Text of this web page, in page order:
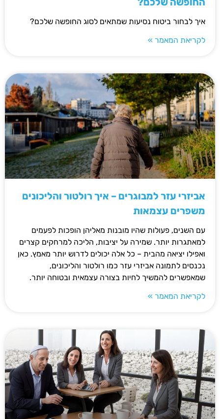
איך לבחור ביטוח נסיעות שמתאים לסוג החופשה שלכם?
לקריאת המאמר »
אביזרי עזר למבוגרים – איך רולטור והליכונים
משפרים עצמאות
עם השנים, פעולות שהיו מובנות מאליהן הופכות לפעמים
למאתגרות יותר. שמירה על יציבות, הליכה למרחקים קצרים
ואפילו יציאה מהבית – כל אלה יכולים לדרוש יותר מאמץ. כאן
נכנסים לתמונה אביזרי עזר כמו רולטור והליכונים,
שמאפשרים להמשיך לחיות בצורה עצמאית ובטוחה יותר.
לקריאת המאמר »